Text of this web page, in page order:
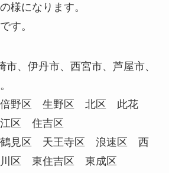
様になります。
す。
市、伊丹市、西宮市、芦屋市、
野区 生野区 北区 此花
区 住吉区
見区 天王寺区 浪速区 西
区 東住吉区 東成区